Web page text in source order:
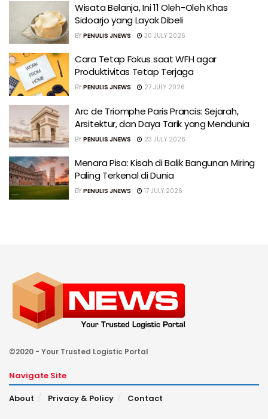
Wisata Belanja, Ini 11 Oleh-Oleh Khas
Sidoarjo yang Layak Dibeli
BY PENULIS JNEWS 30 JULY 2026
Cara Tetap Fokus saat WFH agar
Produktivitas Tetap Terjaga
BY PENULIS JNEWS 27 JULY 2026
Arc de Triomphe Paris Prancis: Sejarah,
Arsitektur, dan Daya Tarik yang Mendunia
BY PENULIS JNEWS 23 JULY 2026
Menara Pisa: Kisah di Balik Bangunan Miring
Paling Terkenal di Dunia
BY PENULIS JNEWS 17 JULY 2026
©2020 - Your Trusted Logistic Portal
Navigate Site
About
Privacy & Policy Contact